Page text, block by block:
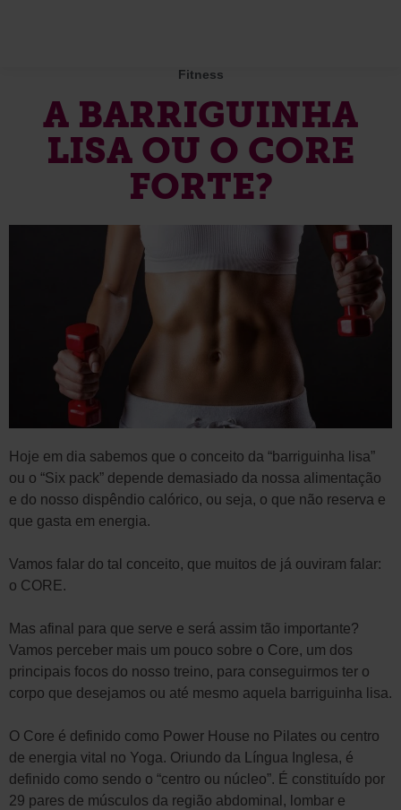
Fitness
A BARRIGUINHA
LISA OU O CORE
FORTE?
Hoje em dia sabemos que o conceito da “barriguinha lisa”
ou o “Six pack” depende demasiado da nossa alimentação
e do nosso dispêndio calórico, ou seja, o que não reserva e
que gasta em energia.
Vamos falar do tal conceito, que muitos de já ouviram falar:
o CORE.
Mas afinal para que serve e será assim tão importante?
Vamos perceber mais um pouco sobre o Core, um dos
principais focos do nosso treino, para conseguirmos ter o
corpo que desejamos ou até mesmo aque a barriguinha lisa.
O Core é definido como Power House no Pilates ou centro
de energia vital no Yoga. Oriundo da Língua Inglesa, é
definido como sendo o “centro ou núcleo”. É constituído por
29 pares de músculos da região abdominal, lombar e